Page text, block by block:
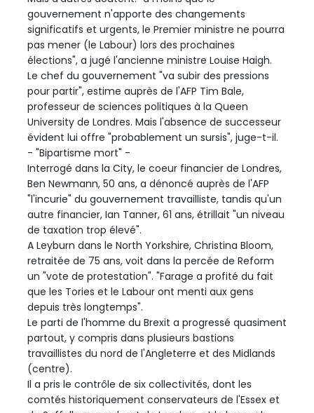
gouvernement n'apporte des changements
significatifs et urgents, le Premier ministre ne pourra
pas mener (le Labour) lors des prochaines
élections", a jugé l'ancienne ministre Louise Haigh.
Le chef du gouvernement "va subir des pressions
pour partir", estime auprès de l'AFP Tim Bale,
professeur de sciences politiques à la Queen
University de Londres. Mais l'absence de successeur
évident lui offre "probablement un sursis", juge-t-il.
- "Bipartisme mort" -
Interrogé dans la City, le coeur financier de Londres,
Ben Newmann, 50 ans, a dénoncé auprès de l'AFP
"l'incurie" du gouvernement travailliste, tandis qu'un
autre financier, Ian Tanner, 61 ans, étrillait "un niveau
de taxation trop élevé".
A Leyburn dans le North Yorkshire, Christina Bloom,
retraitée de 75 ans, voit dans la percée de Reform
un "vote de protestation". "Farage a profité du fait
que les Tories et le Labour ont menti aux gens
depuis très longtemps".
Le parti de l'homme du Brexit a progressé quasiment
partout, y compris dans plusieurs bastions
travaillistes du nord de l'Angleterre et des Midlands
(centre).
Il a pris le contrôle de six collectivités, dont les
comtés historiquement conservateurs de l'Essex et